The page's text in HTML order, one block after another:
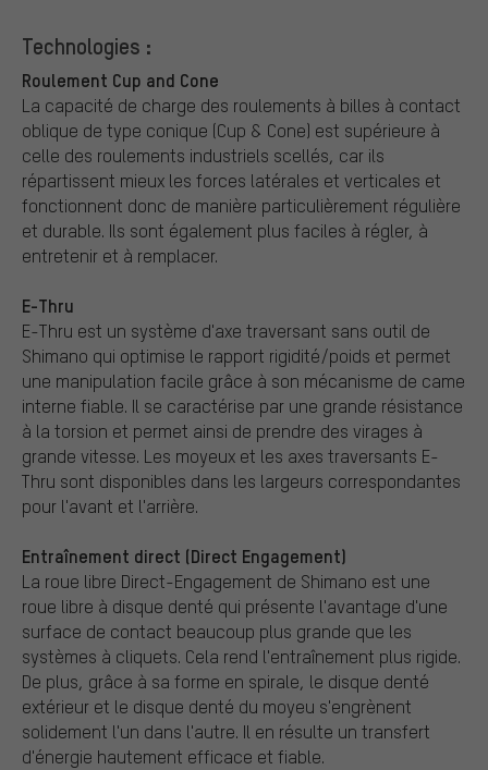
Technologies :
Roulement Cup and Cone
La capacité de charge des roulements à billes à contact
oblique de type conique (Cup & Cone) est supérieure à
celle des roulements industriels scellés, car ils
répartissent mieux les forces latérales et verticales et
fonctionnent donc de manière particulièrement régulière
et durable. Ils sont également plus faciles à régler, à
entretenir et à remplacer.
E-Thru
E-Thru est un système d'axe traversant sans outil de
Shimano qui optimise le rapport rigidité/poids et permet
une manipulation facile grâce à son mécanisme de came
interne fiable. Il se caractérise par une grande résistance
à la torsion et permet ainsi de prendre des virages à
grande vitesse. Les moyeux et les axes traversants E-
Thru sont disponibles dans les largeurs correspondantes
pour l'avant et l'arrière.
Entraînement direct (Direct Engagement)
La roue libre Direct-Engagement de Shimano est une
roue libre à disque denté qui présente l'avantage d'une
surface de contact beaucoup plus grande que les
systèmes à cliquets. Cela rend l'entraînement plus rigide.
De plus, grâce à sa forme en spirale, le disque denté
extérieur et le disque denté du moyeu s'engrènent
solidement l'un dans l'autre. Il en résulte un transfert
d'énergie hautement efficace et fiable.